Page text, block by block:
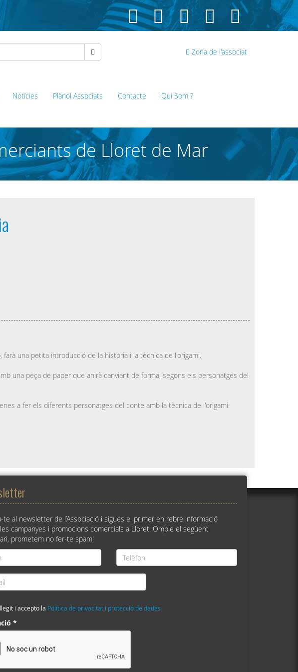
Zona de l'associat
Notícies Plànol Associats Contacte Qui Som ?
de Lloret de Mar
una petita introducció de la història i la tècnica de l'origami.
una peça de paper que anirà canviant de forma, segons els personatges del
a fer els diferents personatges del conte amb la tècnica de l'origami.
te al newsletter de l’Associació i sigues el primer en rebre informació
campanyes i promocions comercials a Lloret. Omple el següent
prometem no fer-te spam!
Telèfon
*
i accepto la Política de privacitat i protecció de dades
*